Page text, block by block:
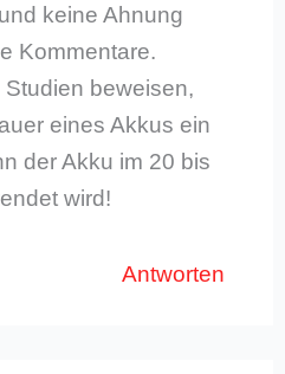
keine Ahnung
Kommentare.
beweisen,
eines Akkus ein
der Akku im 20 bis
wird!
Antworten